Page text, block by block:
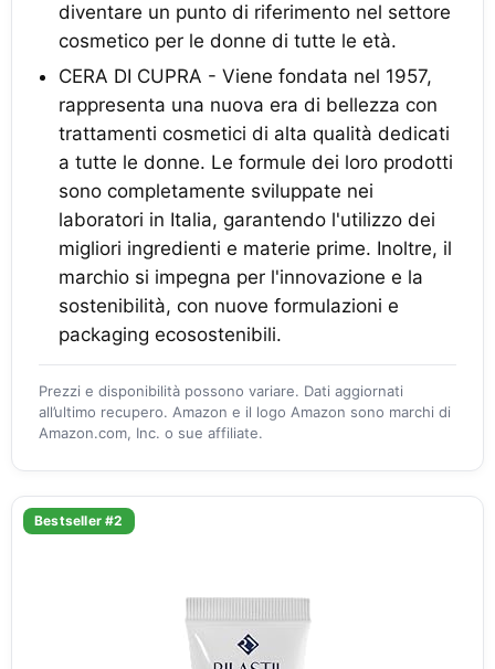
diventare un punto di riferimento nel settore
cosmetico per le donne di tutte le età.
CERA DI CUPRA - Viene fondata nel 1957,
rappresenta una nuova era di bellezza con
trattamenti cosmetici di alta qualità dedicati
a tutte le donne. Le formule dei loro prodotti
sono completamente sviluppate nei
laboratori in Italia, garantendo l'utilizzo dei
migliori ingredienti e materie prime. Inoltre, il
marchio si impegna per l'innovazione e la
sostenibilità, con nuove formulazioni e
packaging ecosostenibili.
Prezzi e disponibilità possono variare. Dati aggiornati
all’ultimo recupero. Amazon e il logo Amazon sono marchi di
Amazon.com, Inc. o sue affiliate.
Bestseller #2